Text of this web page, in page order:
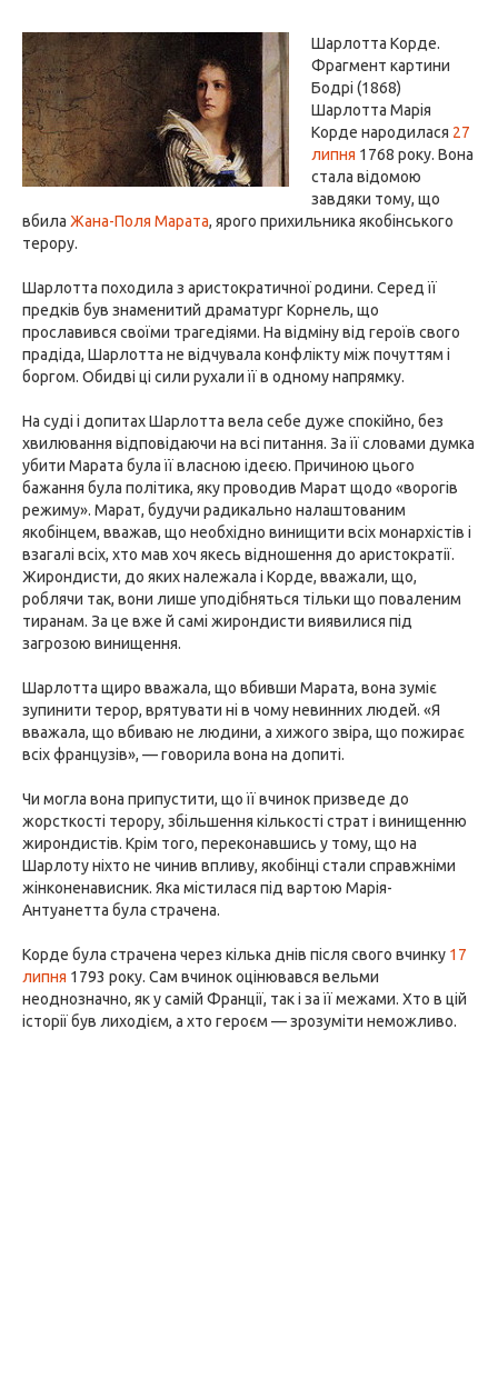
Шарлотта Корде.
Фрагмент картини
Бодрі (1868)
Шарлотта Марія
Корде народилася 27
липня 1768 року. Вона
стала відомою
завдяки тому, що
вбила Жана-Поля Марата, ярого прихильника якобінського
терору.
Шарлотта походила з аристократичної родини. Серед її
предків був знаменитий драматург Корнель, що
прославився своїми трагедіями. На відміну від героїв свого
прадіда, Шарлотта не відчувала конфлікту між почуттям і
боргом. Обидві ці сили рухали її в одному напрямку.
На суді і допитах Шарлотта вела себе дуже спокійно, без
хвилювання відповідаючи на всі питання. За її словами думка
убити Марата була її власною ідеєю. Причиною цього
бажання була політика, яку проводив Марат щодо «ворогів
режиму». Марат, будучи радикально налаштованим
якобінцем, вважав, що необхідно винищити всіх монархістів і
взагалі всіх, хто мав хоч якесь відношення до аристократії.
Жирондисти, до яких належала і Корде, вважали, що,
роблячи так, вони лише уподібняться тільки що поваленим
тиранам. За це вже й самі жирондисти виявилися під
загрозою винищення.
Шарлотта щиро вважала, що вбивши Марата, вона зуміє
зупинити терор, врятувати ні в чому невинних людей. «Я
вважала, що вбиваю не людини, а хижого звіра, що пожирає
всіх французів», — говорила вона на допиті.
Чи могла вона припустити, що її вчинок призведе до
жорсткості терору, збільшення кількості страт і винищенню
жирондистів. Крім того, переконавшись у тому, що на
Шарлоту ніхто не чинив впливу, якобінці стали справжніми
жінконенависник. Яка містилася під вартою Марія-
Антуанетта була страчена.
Корде була страчена через кілька днів після свого вчинку 17
липня 1793 року. Сам вчинок оцінювався вельми
неоднозначно, як у самій Франції, так і за її межами. Хто в цій
історії був лиходієм, а хто героєм — зрозуміти неможливо.